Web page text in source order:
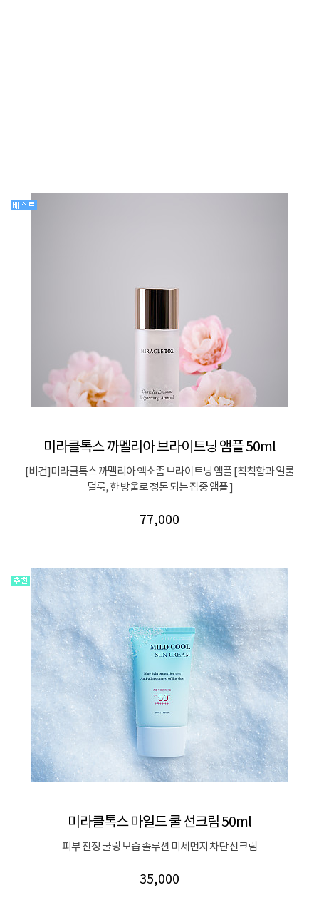
미라클톡스 까멜리아 브라이트닝 앰플 50ml
[비건]미라클톡스 까멜리아 엑소좀 브라이트닝 앰플 [칙칙함과 얼룰
덜룩, 한 방울로 정돈 되는 집중 앰플 ]
77,000
미라클톡스 마일드 쿨 선크림 50ml
피부 진정 쿨링 보습 솔루션 미세먼지 차단 선크림
35,000